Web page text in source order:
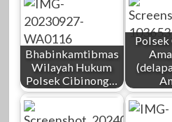
Bhabinkamtibmas
Wilayah Hukum
Polsek Cibinong…